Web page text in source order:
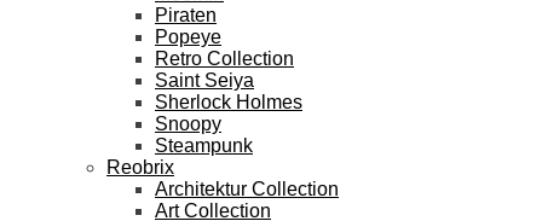
Piraten
Popeye
Retro Collection
Saint Seiya
Sherlock Holmes
Snoopy
Steampunk
Reobrix
Architektur Collection
Art Collection